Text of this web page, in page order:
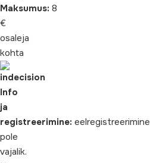
Maksumus: 8
€
osaleja
kohta
Info
ja
registreerimine: eelregistreerimine
pole
vajalik.